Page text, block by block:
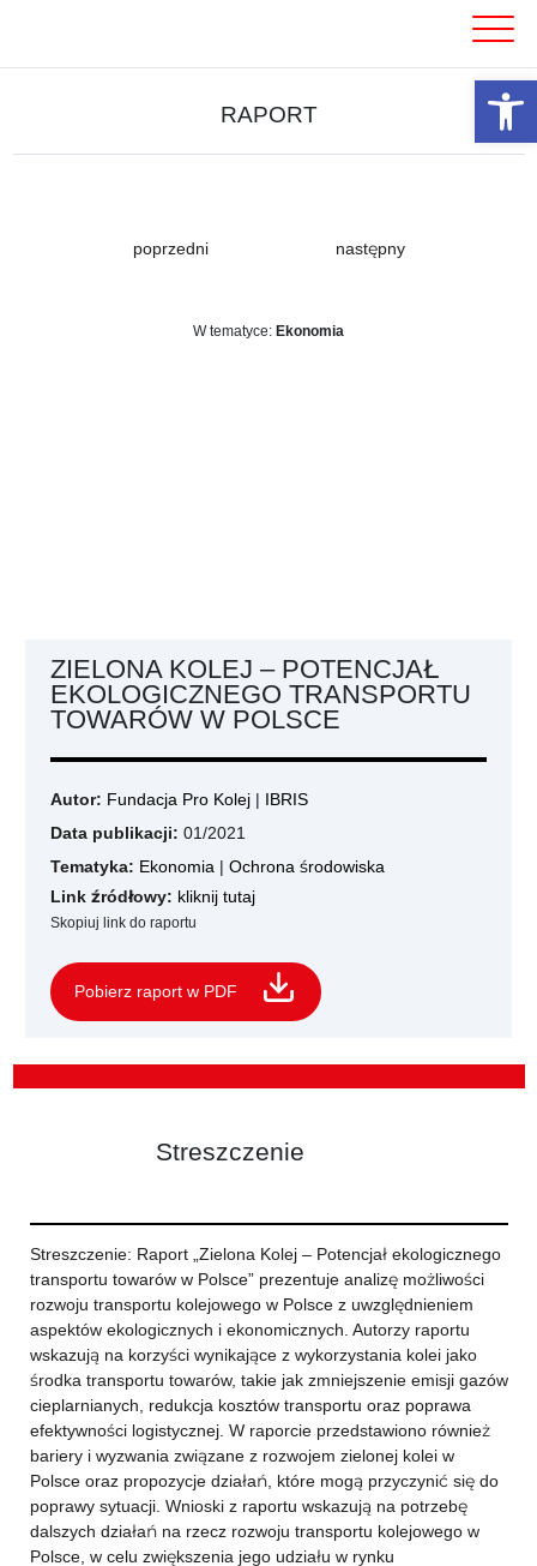
RAPORT
poprzedni następny
W tematyce: Ekonomia
ZIELONA KOLEJ – POTENCJAŁ
EKOLOGICZNEGO TRANSPORTU
TOWARÓW W POLSCE
Autor: Fundacja Pro Kolej | IBRIS
Data publikacji: 01/2021
Tematyka: Ekonomia | Ochrona środowiska
Link źródłowy: kliknij tutaj
Skopiuj link do raportu
Pobierz raport w PDF
Streszczenie
Streszczenie: Raport „Zielona Kolej – Potencjał ekologicznego
transportu towarów w Polsce” prezentuje analizę możliwości
rozwoju transportu kolejowego w Polsce z uwzględnieniem
aspektów ekologicznych i ekonomicznych. Autorzy raportu
wskazują na korzyści wynikające z wykorzystania kolei jako
środka transportu towarów, takie jak zmniejszenie emisji gazów
cieplarnianych, redukcja kosztów transportu oraz poprawa
efektywności logistycznej. W raporcie przedstawiono również
bariery i wyzwania związane z rozwojem zielonej kolei w
Polsce oraz propozycje działań, które mogą przyczynić się do
poprawy sytuacji. Wnioski z raportu wskazują na potrzebę
dalszych działań na rzecz rozwoju transportu kolejowego w
Polsce, w celu zwiększenia jego udziału w rynku